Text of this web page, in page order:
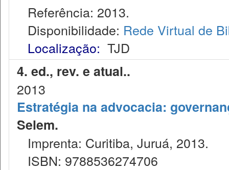
Referência: 2013.
Disponibilidade: Rede Virtual de
Localização: TJD
4. ed., rev. e atual..
2013
Estratégia na advocacia:
Selem.
Imprenta: Curitiba, Juruá, 2013.
ISBN: 9788536274706